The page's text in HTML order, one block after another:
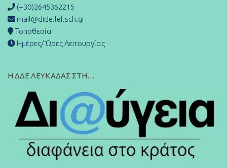
(+30)2645362215
mail@dide.lef.sch.gr
Τοποθεσία
Ημέρες/ Ώρες Λειτουργίας
Η ΔΔΕ ΛΕΥΚΑΔΑΣ ΣΤΗ…